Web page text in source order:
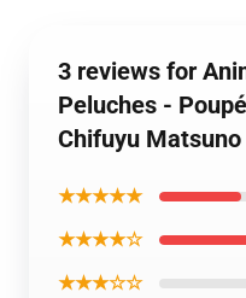
3 reviews for
Peluches -
Chifuyu
★★★★★
★★★★☆
★★★☆☆